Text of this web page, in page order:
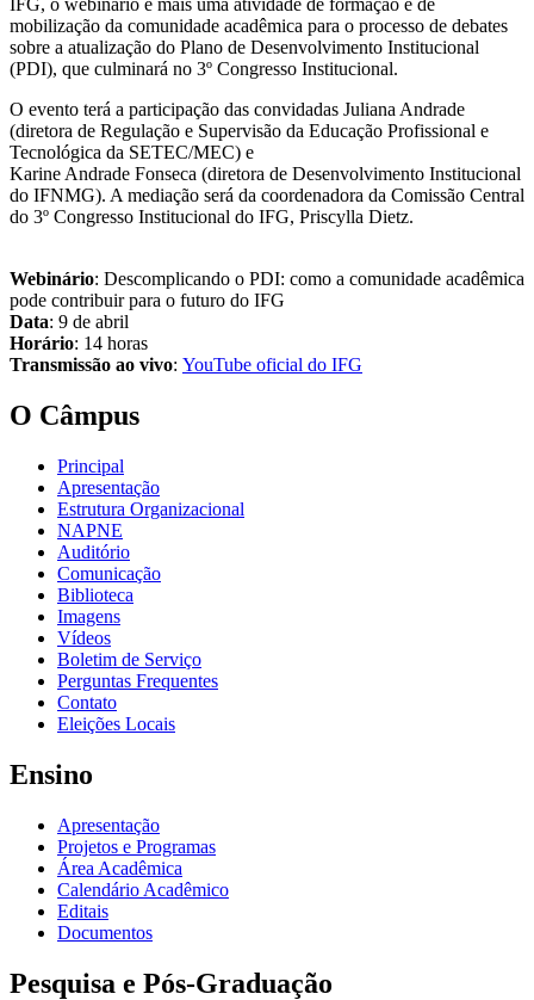
IFG, o webinário é mais uma atividade de formação e de
mobilização da comunidade acadêmica para o processo de debates
sobre a atualização do Plano de Desenvolvimento Institucional
(PDI), que culminará no 3º Congresso Institucional.
O evento terá a participação das convidadas Juliana Andrade
(diretora de Regulação e Supervisão da Educação Profissional e
Tecnológica da SETEC/MEC) e
Karine Andrade Fonseca (diretora de Desenvolvimento Institucional
do IFNMG). A mediação será da coordenadora da Comissão Central
do 3º Congresso Institucional do IFG, Priscylla Dietz.
Webinário: Descomplicando o PDI: como a comunidade acadêmica
pode contribuir para o futuro do IFG
Data: 9 de abril
Horário: 14 horas
Transmissão ao vivo: YouTube oficial do IFG
O Câmpus
Principal
Apresentação
Estrutura Organizacional
NAPNE
Auditório
Comunicação
Biblioteca
Imagens
Vídeos
Boletim de Serviço
Perguntas Frequentes
Contato
Eleições Locais
Ensino
Apresentação
Projetos e Programas
Área Acadêmica
Calendário Acadêmico
Editais
Documentos
Pesquisa e Pós-Graduação